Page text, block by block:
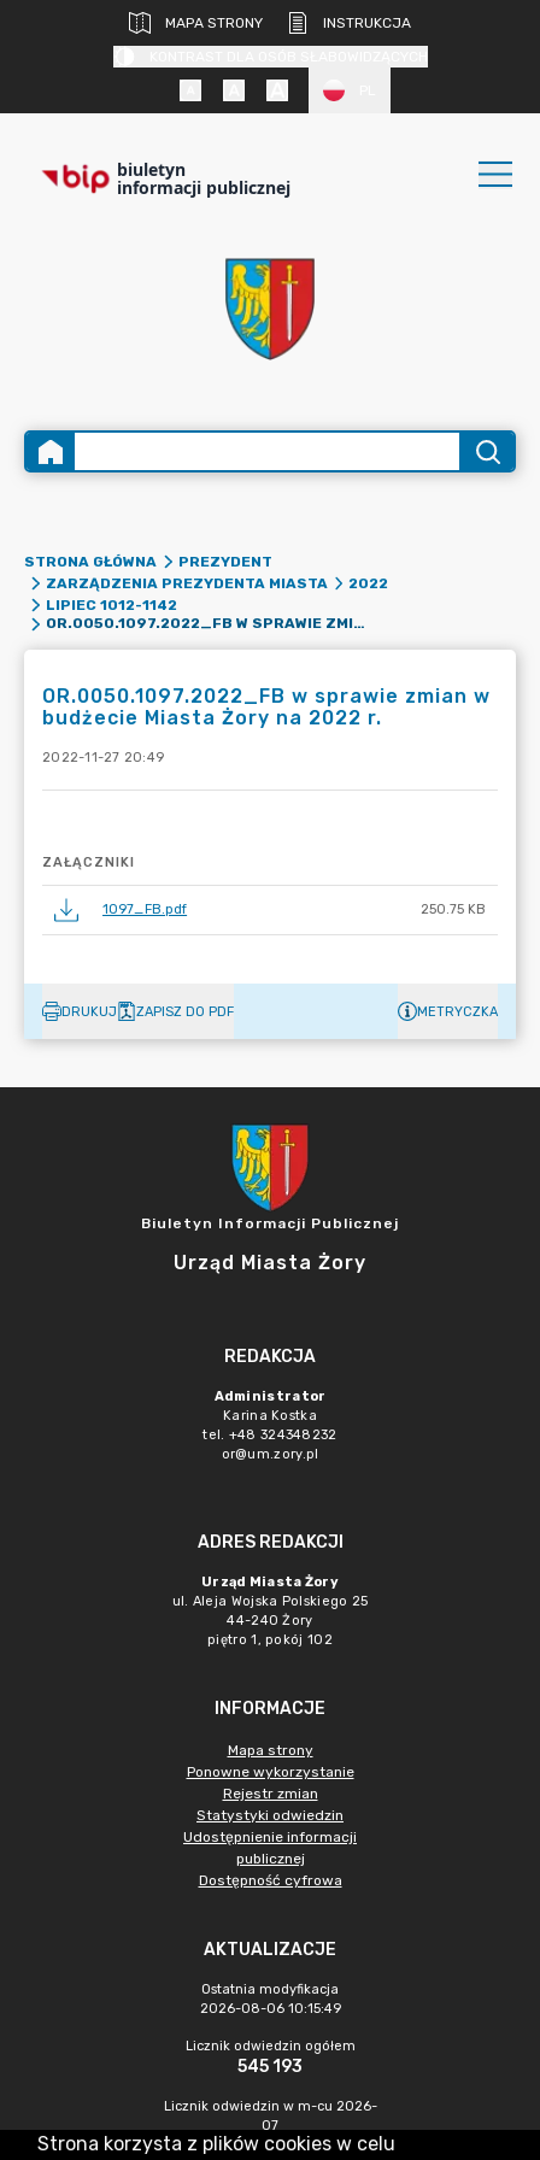
MAPA STRONY
INSTRUKCJA
biuletyn
informacji publicznej
STRONA GŁÓWNA
PREZYDENT
ZARZĄDZENIA PREZYDENTA MIASTA
2022
LIPIEC 1012-1142
OR.0050.1097.2022_FB W SPRAWIE ZMIAN W BUDŻECIE MIASTA ŻORY NA 2022 R.
OR.0050.1097.2022_FB w sprawie zmian w
budżecie Miasta Żory na 2022 r.
2022-11-27 20:49
ZAŁĄCZNIKI
1097_FB.pdf 250.75 KB
DRUKUJ ZAPISZ DO PDF METRYCZKA
Biuletyn Informacji Publicznej
Urząd Miasta Żory
REDAKCJA
Administrator
Karina Kostka
tel. +48 324348232
or@um.zory.pl
ADRES REDAKCJI
Urząd Miasta Żory
ul. Aleja Wojska Polskiego 25
44-240 Żory
piętro 1, pokój 102
INFORMACJE
Mapa strony
Ponowne wykorzystanie
Rejestr zmian
Statystyki odwiedzin
Udostępnienie informacji
publicznej
Dostępność cyfrowa
AKTUALIZACJE
Ostatnia modyfikacja
2026-08-06 10:15:49
Licznik odwiedzin ogółem
545 193
Licznik odwiedzin w m-cu 2026-
07
1 209
Strona korzysta z plików cookies w celu